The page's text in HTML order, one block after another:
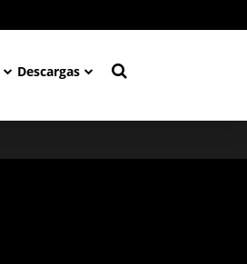
Descargas